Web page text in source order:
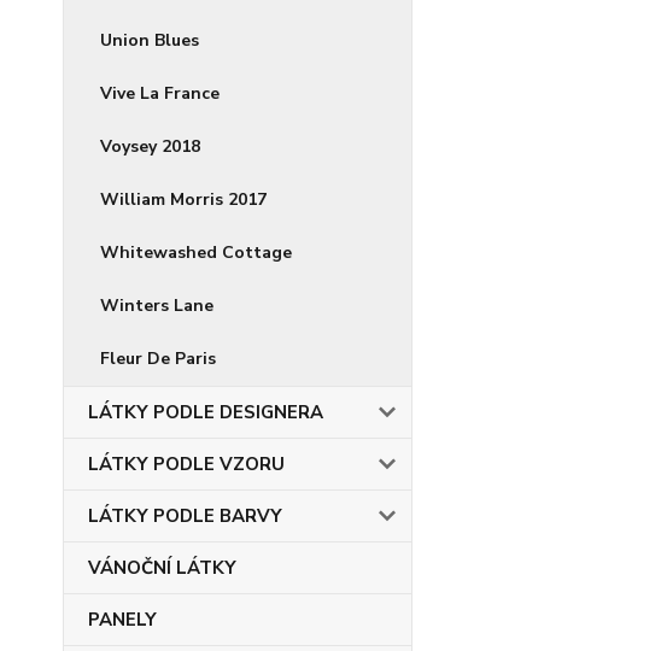
Union Blues
Vive La France
Voysey 2018
William Morris 2017
Whitewashed Cottage
Winters Lane
Fleur De Paris
LÁTKY PODLE DESIGNERA
LÁTKY PODLE VZORU
LÁTKY PODLE BARVY
VÁNOČNÍ LÁTKY
PANELY